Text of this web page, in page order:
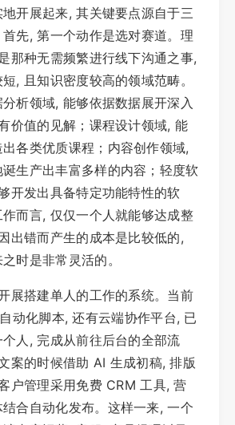
开展起来, 其关键要点源自于三
先, 第一个动作是选对赛道。理
那种无需频繁进行线下沟通之事,
, 且知识密度较高的领域范畴。
析领域, 能够依据数据展开深入
价值的见解；课程设计领域, 能
各类优质课程；内容创作领域,
生产出丰富多样的内容；轻度软
开发出具备特定功能特性的软
而言, 仅仅一个人就能够达成整
出错而产生的成本是比较低的,
时是非常灵活的。
展搭建单人的工作的系统。当前
动化脚本, 还有云端协作平台, 已
人, 完成从前往后台的全部流
案的时候借助 AI 生成初稿, 排版
户管理采用免费 CRM 工具, 营
合自动化发布。这样一来, 一个